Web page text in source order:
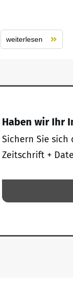
weiterlesen
Haben wir Ihr
Sichern Sie sich
Zeitschrift +